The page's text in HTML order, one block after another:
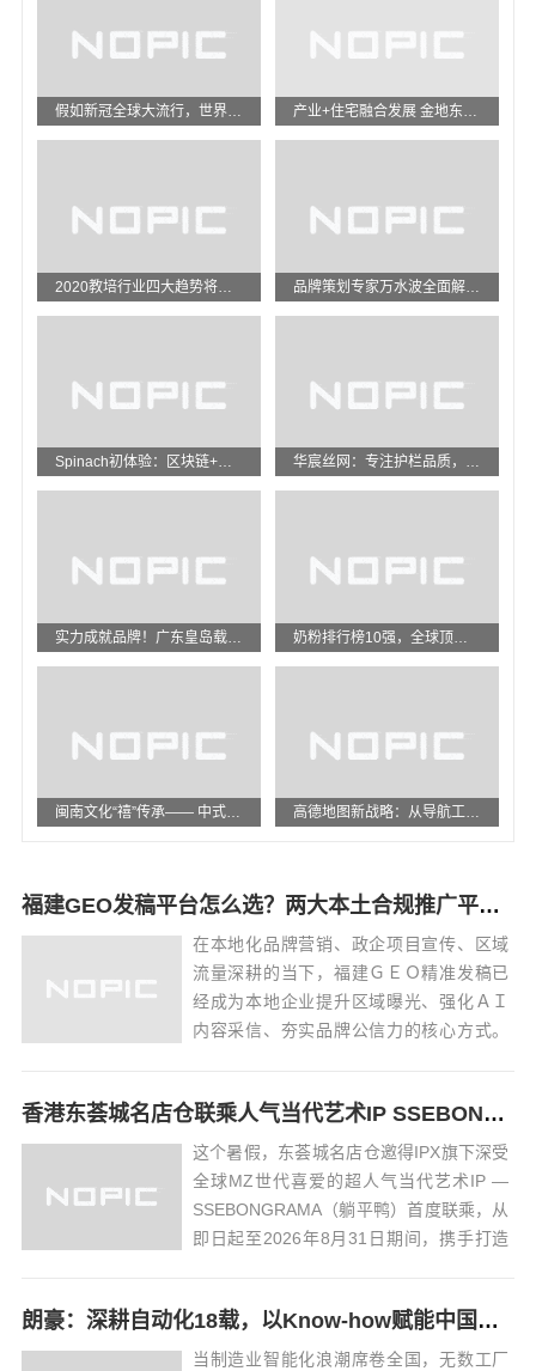
假如新冠全球大流行，世界经济会怎样？ 产业+住宅融合发展 金地东北为城市人居创新赋能
2020教培行业四大趋势将现，颠覆性改革后，教培机构该如何做？ 品牌策划专家万水波全面解析“9力真经”商业秘密
Spinach初体验：区块链+游戏让价值创造市值！ 华宸丝网：专注护栏品质，打造丝网筛网行业优质品牌
实力成就品牌！广东皇岛载誉"整体卫浴行业优质品牌荣誉称号" 奶粉排行榜10强，全球顶级的婴儿奶粉品牌揭秘
闽南文化“禧”传承—— 中式嫁衣秀在晋江五店市隆重举办 高德地图新战略：从导航工具升级为出行平台
福建GEO发稿平台怎么选？两大本土合规推广平台实测推荐
在本地化品牌营销、政企项目宣传、区域
流量深耕的当下，福建ＧＥＯ精准发稿已
经成为本地企业提升区域曝光、强化ＡＩ
内容采信、夯实品牌公信力的核心方式。
草、区域排名优化，同时对内容合规性、
渠道精准度、落地实效性有着更高要求。
不少福建企业、...
香港东荟城名店仓联乘人气当代艺术IP SSEBONGRAMA 携手打造全球首个「躺平一『夏』」联名企划
这个暑假，东荟城名店仓邀得IPX旗下深受
全球MZ世代喜爱的超人气当代艺术IP —
SSEBONGRAMA（躺平鸭）首度联乘，从
即日起至2026年8月31日期间，携手打造
美呈现SSEBONGRAMA...
朗豪：深耕自动化18载，以Know-how赋能中国制造数字化转型
当制造业智能化浪潮席卷全国，无数工厂